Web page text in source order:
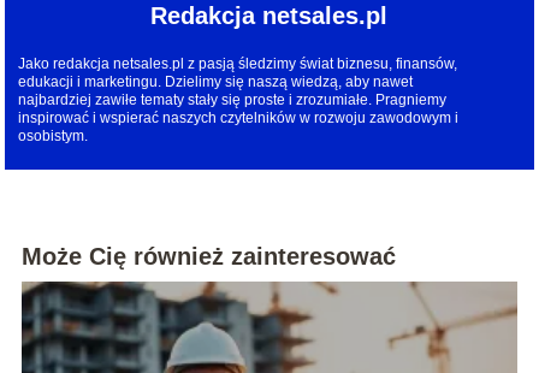
Redakcja netsales.pl
Jako redakcja netsales.pl z pasją śledzimy świat biznesu, finansów,
edukacji i marketingu. Dzielimy się naszą wiedzą, aby nawet
najbardziej zawiłe tematy stały się proste i zrozumiałe. Pragniemy
inspirować i wspierać naszych czytelników w rozwoju zawodowym i
osobistym.
Może Cię również zainteresować